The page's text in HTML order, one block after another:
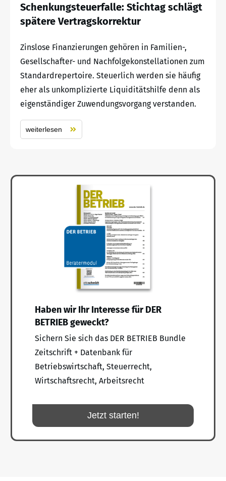
Schenkungsteuerfalle: Stichtag schlägt
spätere Vertragskorrektur
Zinslose Finanzierungen gehören in Familien-,
Gesellschafter- und Nachfolgekonstellationen zum
Standardrepertoire. Steuerlich werden sie häufig
eher als unkomplizierte Liquiditätshilfe denn als
eigenständiger Zuwendungsvorgang verstanden.
weiterlesen
Haben wir Ihr Interesse für DER
BETRIEB geweckt?
Sichern Sie sich das DER BETRIEB Bundle
Zeitschrift + Datenbank für
Betriebswirtschaft, Steuerrecht,
Wirtschaftsrecht, Arbeitsrecht
Jetzt starten!